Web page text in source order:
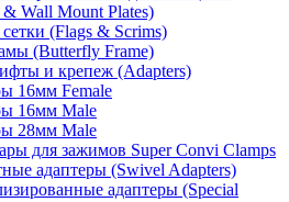
& Wall Mount Plates)
(Flags & Scrims)
(Butterfly Frame)
и крепеж (Adapters)
16мм Female
16мм Male
28мм Male
для зажимов Super Convi Clamps
адаптеры (Swivel Adapters)
адаптеры (Special